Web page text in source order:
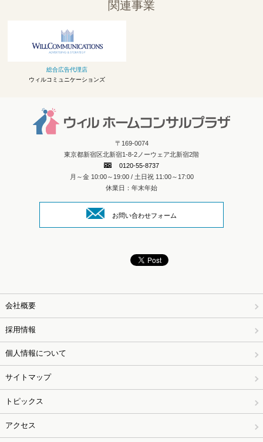
関連事業
総合広告代理店
ウィルコミュニケーションズ
〒169-0074
東京都新宿区北新宿1-8-2ノーウェア北新宿2階
0120-55-8737
月～金 10:00～19:00 / 土日祝 11:00～17:00
休業日：年末年始
お問い合わせフォーム
会社概要
採用情報
個人情報について
サイトマップ
トピックス
アクセス